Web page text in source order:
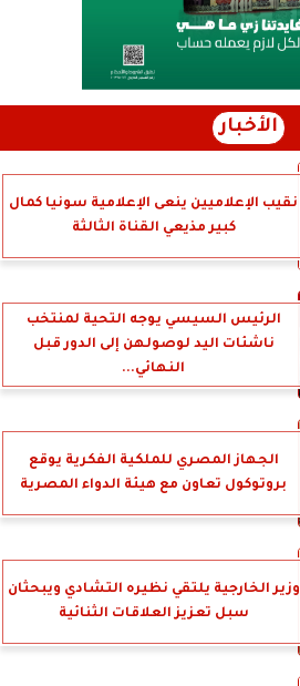
الأخبار
نقيب الإعلاميين ينعى الإعلامية سونيا كمال
كبير مذيعي القناة الثالثة
الرئيس السيسي يوجه التحية لمنتخب
ناشئات اليد لوصولهن إلى الدور قبل
النهائي...
الجهاز المصري للملكية الفكرية يوقع
بروتوكول تعاون مع هيئة الدواء المصرية
وزير الخارجية يلتقي نظيره التشادي ويبحثان
سبل تعزيز العلاقات الثنائية